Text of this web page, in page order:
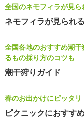
全国のネモフィラが見
ネモフィラが見られ
全国各地のおすすめ潮
るもの採り方のコツも
潮干狩りガイド
春のお出かけにピッタリ
ピクニックにおすす